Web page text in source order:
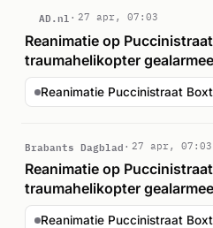
AD.nl 27 apr, 07:03
Reanimatie op
traumahelikopter
Brabants Dagblad 27 apr, 07:03
Reanimatie op
traumahelikopter